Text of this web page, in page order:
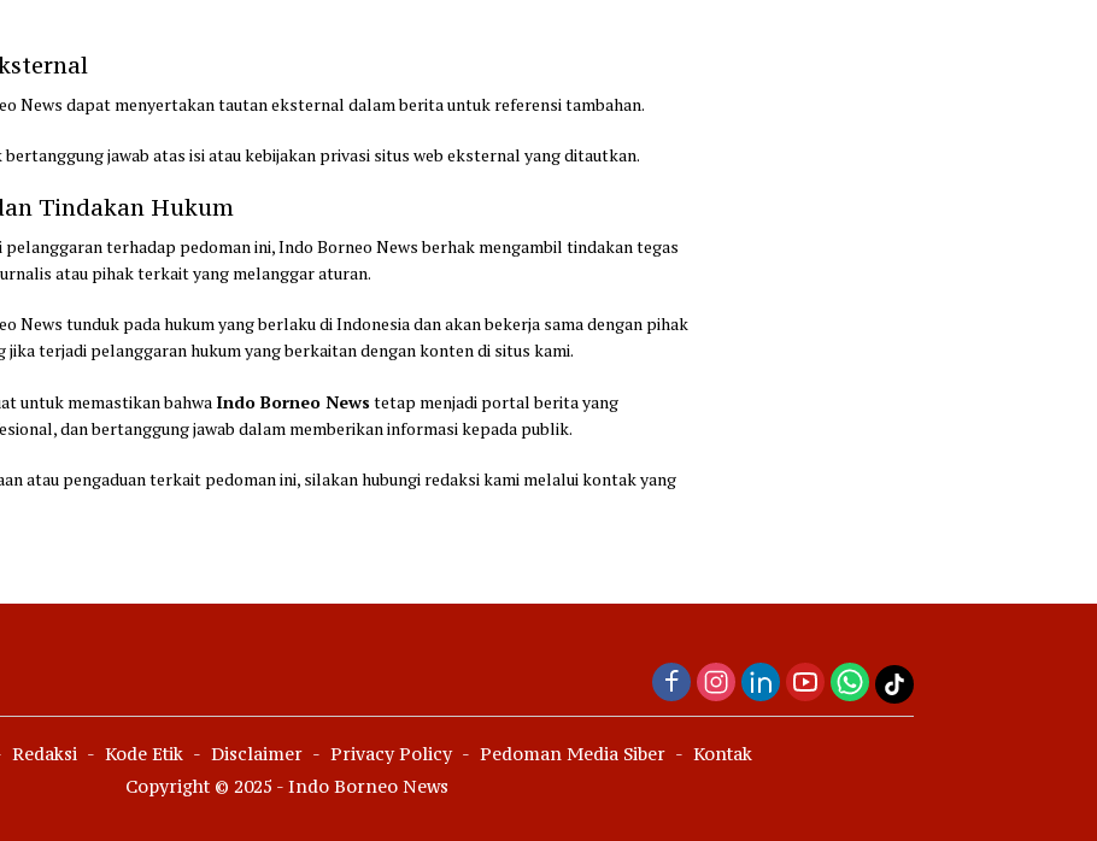
News dapat menyertakan tautan eksternal dalam berita untuk referensi tambahan.
bertanggung jawab atas isi atau kebijakan privasi situs web eksternal yang ditautkan.
Tindakan Hukum
pelanggaran terhadap pedoman ini, Indo Borneo News berhak mengambil tindakan tegas
atau pihak terkait yang melanggar aturan.
News tunduk pada hukum yang berlaku di Indonesia dan akan bekerja sama dengan pihak
jika terjadi pelanggaran hukum yang berkaitan dengan konten di situs kami.
untuk memastikan bahwa Indo Borneo News tetap menjadi portal berita yang
dan bertanggung jawab dalam memberikan informasi kepada publik.
atau pengaduan terkait pedoman ini, silakan hubungi redaksi kami melalui kontak yang
Redaksi Kode Etik Disclaimer Privacy Policy Pedoman Media Siber
Kontak
Copyright © 2025 - Indo Borneo News